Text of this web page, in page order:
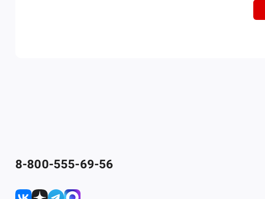
8-800-555-69-56